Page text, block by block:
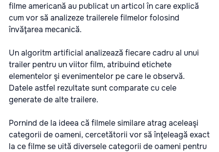
filme americană au publicat un articol în care explică
cum vor să analizeze trailerele filmelor folosind
învăţarea mecanică.
Un algoritm artificial analizează fiecare cadru al unui
trailer pentru un viitor film, atribuind etichete
elementelor şi evenimentelor pe care le observă.
Datele astfel rezultate sunt comparate cu cele
generate de alte trailere.
Pornind de la ideea că filmele similare atrag aceleaşi
categorii de oameni, cercetătorii vor să înţeleagă exact
la ce filme se uită diversele categorii de oameni pentru